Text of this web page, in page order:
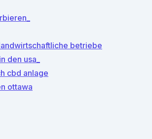
betriebe
den usa_
cbd anlage
ottawa